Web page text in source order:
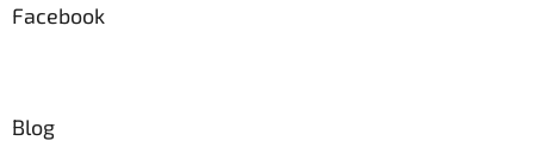
Facebook
Blog